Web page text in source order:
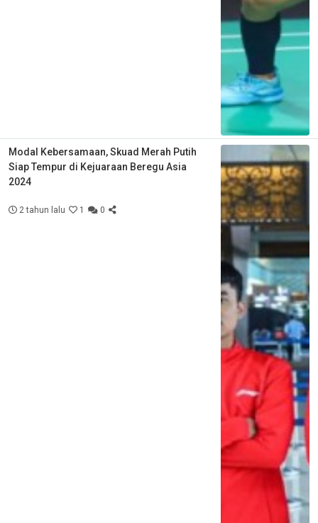
Modal Kebersamaan, Skuad Merah Putih
Siap Tempur di Kejuaraan Beregu Asia
2024
2 tahun lalu 1 0